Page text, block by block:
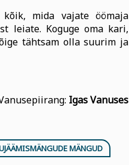
mida vajate öömaja
leiate. Koguge oma kari,
tähtsam olla suurim ja
Igas Vanuses
MÄNGUD